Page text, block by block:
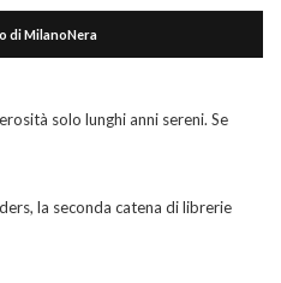
di MilanoNera
solo lunghi anni sereni. Se
la seconda catena di librerie